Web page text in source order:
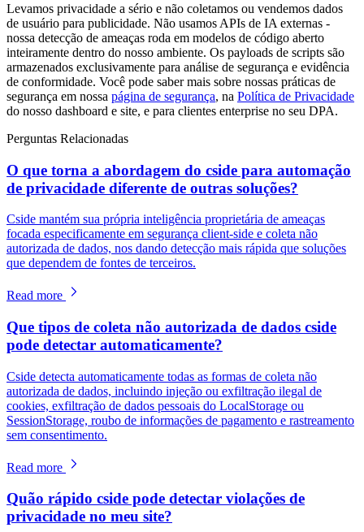
Levamos privacidade a sério e não coletamos ou vendemos dados
de usuário para publicidade. Não usamos APIs de IA externas -
nossa detecção de ameaças roda em modelos de código aberto
inteiramente dentro do nosso ambiente. Os payloads de scripts são
armazenados exclusivamente para análise de segurança e evidência
de conformidade. Você pode saber mais sobre nossas práticas de
segurança em nossa página de segurança, na Política de Privacidade
do nosso dashboard e site, e para clientes enterprise no seu DPA.
Perguntas Relacionadas
O que torna a abordagem do cside para automação
de privacidade diferente de outras soluções?
Cside mantém sua própria inteligência proprietária de ameaças
focada especificamente em segurança client-side e coleta não
autorizada de dados, nos dando detecção mais rápida que soluções
que dependem de fontes de terceiros.
Read more
Que tipos de coleta não autorizada de dados cside
pode detectar automaticamente?
Cside detecta automaticamente todas as formas de coleta não
autorizada de dados, incluindo injeção ou exfiltração ilegal de
cookies, exfiltração de dados pessoais do LocalStorage ou
SessionStorage, roubo de informações de pagamento e rastreamento
sem consentimento.
Read more
Quão rápido cside pode detectar violações de
privacidade no meu site?